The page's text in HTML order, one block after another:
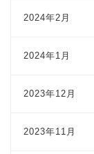
2024年2月
2024年1月
2023年12月
2023年11月